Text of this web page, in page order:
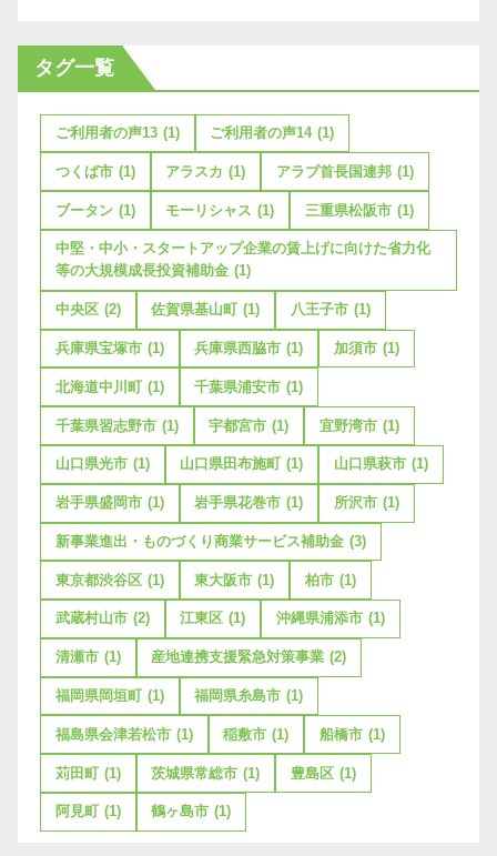
タグ一覧
ご利用者の声13 (1) ご利用者の声14 (1)
つくば市 (1) アラスカ (1) アラブ首長国連邦 (1)
ブータン (1) モーリシャス (1) 三重県松阪市 (1)
中堅・中小・スタートアップ企業の賃上げに向けた省力化
等の大規模成長投資補助金 (1)
中央区 (2) 佐賀県基山町 (1) 八王子市 (1)
兵庫県宝塚市 (1) 兵庫県西脇市 (1) 加須市 (1)
北海道中川町 (1) 千葉県浦安市 (1)
千葉県習志野市 (1) 宇都宮市 (1) 宜野湾市 (1)
山口県光市 (1) 山口県田布施町 (1) 山口県萩市 (1)
岩手県盛岡市 (1) 岩手県花巻市 (1) 所沢市 (1)
新事業進出・ものづくり商業サービス補助金 (3)
東京都渋谷区 (1) 東大阪市 (1) 柏市 (1)
武蔵村山市 (2) 江東区 (1) 沖縄県浦添市 (1)
清瀬市 (1) 産地連携支援緊急対策事業 (2)
福岡県岡垣町 (1) 福岡県糸島市 (1)
福島県会津若松市 (1) 稲敷市 (1) 船橋市 (1)
苅田町 (1) 茨城県常総市 (1) 豊島区 (1)
阿見町 (1) 鶴ヶ島市 (1)